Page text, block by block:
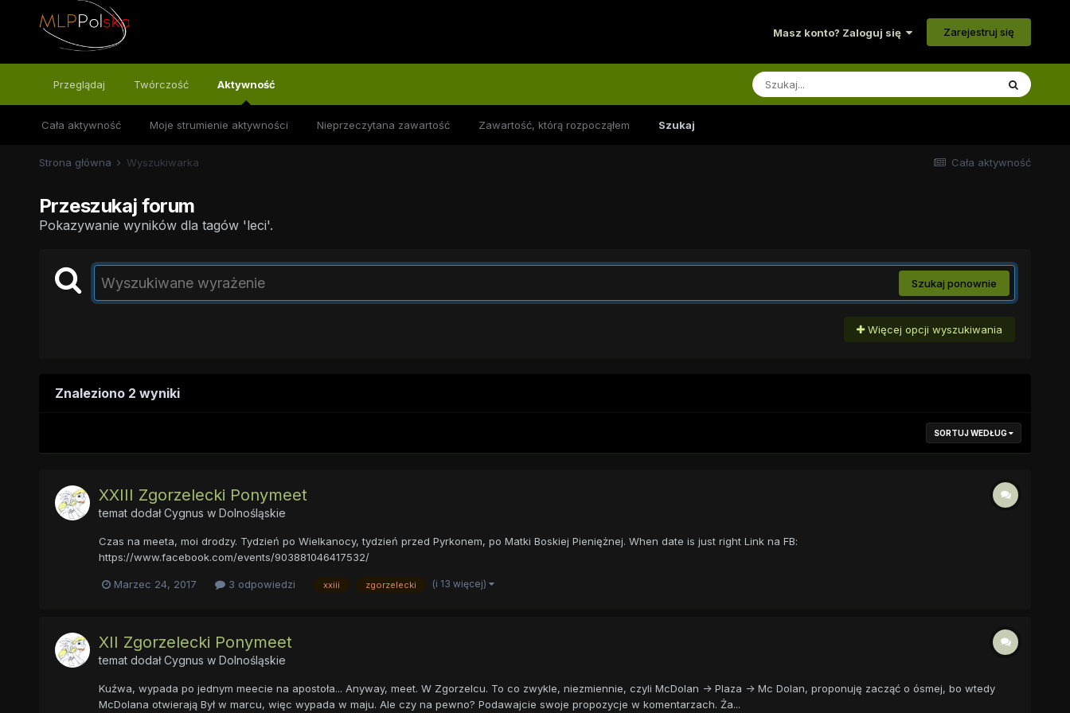
Masz konto? Zaloguj się Zarejestruj się
Przeglądaj Twórczość Aktywność
Cała aktywność Moje strumienie aktywności Nieprzeczytana zawartość Zawartość, którą rozpocząłem Szukaj
Cała aktywność
Strona główna Wyszukiwarka
Przeszukaj forum
Pokazywanie wyników dla tagów 'leci'.
Szukaj ponownie
Więcej opcji wyszukiwania
Znaleziono 2 wyniki
SORTUJ WEDŁUG
XXIII Zgorzelecki Ponymeet
temat dodałCygnus w Dolnośląskie
Czas na meeta, moi drodzy. Tydzień po Wielkanocy, tydzień przed Pyrkonem, po Matki Boskiej Pieniężnej. When date is just right Link na FB:
https://www.facebook.com/events/903881046417532/
Marzec 24, 2017 3 odpowiedzi xxiii zgorzelecki (i 13 więcej)
XII Zgorzelecki Ponymeet
temat dodałCygnus w Dolnośląskie
Kuźwa, wypada po jednym meecie na apostoła... Anyway, meet. W Zgorzelcu. To co zwykle, niezmiennie, czyli McDolan -> Plaza -> Mc Dolan, proponuję zacząć o ósmej, bo wtedy
McDolana otwierają Był w marcu, więc wypada w maju. Ale czy na pewno? Podawajcie swoje propozycje w komentarzach. Ża...